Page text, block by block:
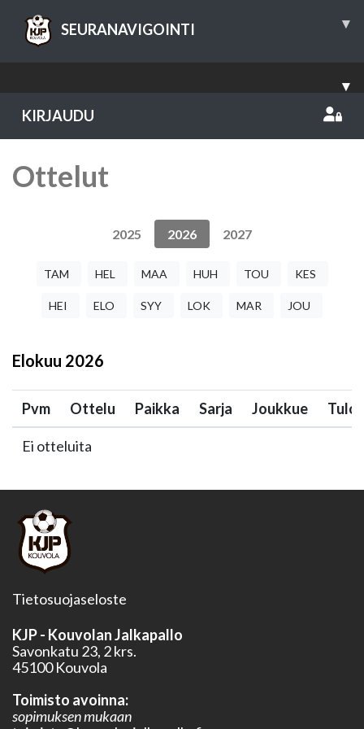
SEURANAVIGOINTI ▾
▾
KIRJAUDU
Ottelut
2025 2026 2027
TAM HEL MAA HUH TOU KES
HEI ELO SYY LOK MAR JOU
Elokuu 2026
Pvm Ottelu Paikka Sarja Joukkue Tulos
Ei otteluita
Tietosuojaseloste
KJP - Kouvolan Jalkapallo
Savonkatu 23, 2 krs.
45100 Kouvola
Toimisto avoinna:
sopimuksen mukaan